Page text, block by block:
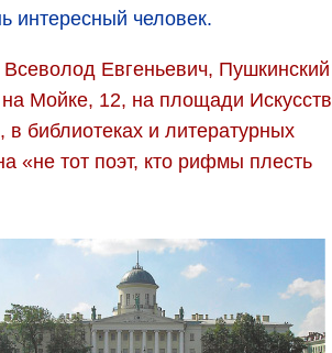
интересный человек.
Евгеньевич, Пушкинский
Мойке, 12, на площади Искусств
библиотеках и литературных
«не тот поэт, кто рифмы плесть